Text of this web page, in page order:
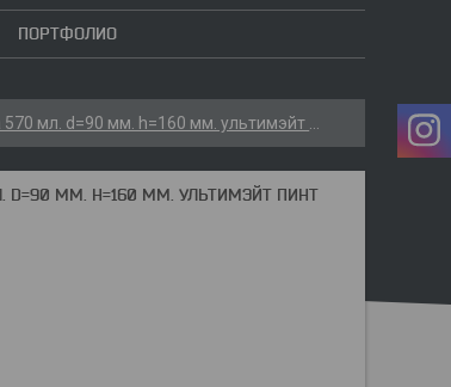
ПОРТФОЛИО
D=90 ММ. H=160 ММ. УЛЬТИМЭЙТ ПИНТ